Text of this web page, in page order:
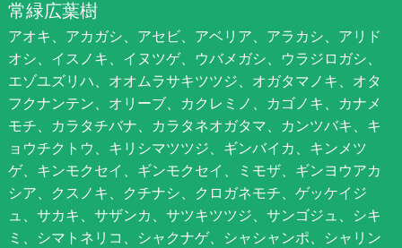
常緑広葉樹
アオキ、アカガシ、アセビ、アベリア、アラカシ、アリド
オシ、イスノキ、イヌツゲ、ウバメガシ、ウラジロガシ、
エゾユズリハ、オオムラサキツツジ、オガタマノキ、オタ
フクナンテン、オリーブ、カクレミノ、カゴノキ、カナメ
モチ、カラタチバナ、カラタネオガタマ、カンツバキ、キ
ョウチクトウ、キリシマツツジ、ギンバイカ、キンメツ
ゲ、キンモクセイ、ギンモクセイ、ミモザ、ギンヨウアカ
シア、クスノキ、クチナシ、クロガネモチ、ゲッケイジ
ュ、サカキ、サザンカ、サツキツツジ、サンゴジュ、シキ
ミ、シマトネリコ、シャクナゲ、シャシャンポ、シャリン